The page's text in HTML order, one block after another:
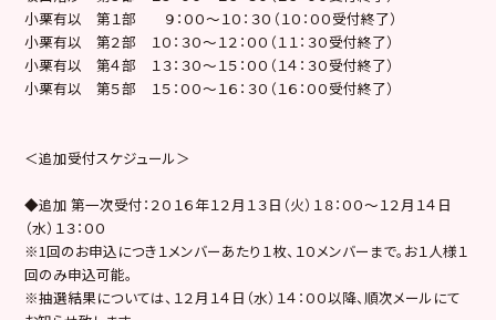
小栗有以 第１部 ９：００〜１０：３０（１０：００受付終了）
小栗有以 第２部 １０：３０〜１２：００（１１：３０受付終了）
小栗有以 第４部 １３：３０〜１５：００（１４：３０受付終了）
小栗有以 第５部 １５：００〜１６：３０（１６：００受付終了）
＜追加受付スケジュール＞
◆追加 第一次受付：２０１６年１２月１３日（火）１８：００～１２月１４日
（水）１３：００
※1回のお申込につき１メンバーあたり１枚、１０メンバーまで。お１人様１
回のみ申込可能。
※抽選結果については、１２月１４日（水）１４：００以降、順次メールにて